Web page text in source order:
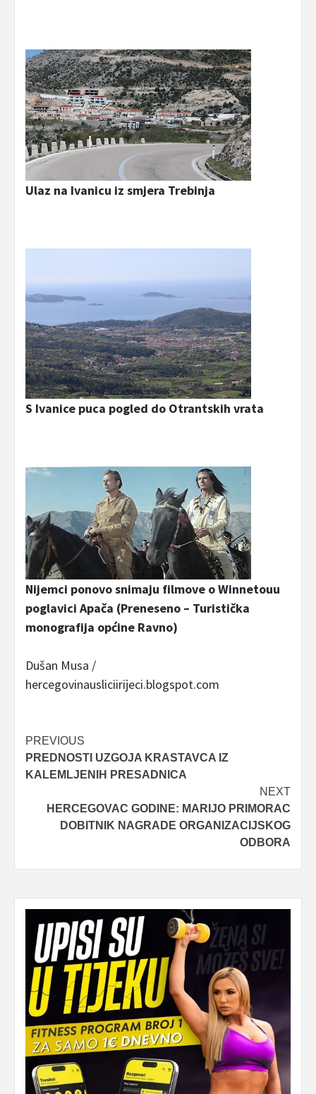
Ulaz na Ivanicu iz smjera Trebinja
S Ivanice puca pogled do Otrantskih vrata
Nijemci ponovo snimaju filmove o Winnetouu
poglavici Apača (Preneseno – Turistička
monografija općine Ravno)
Dušan Musa /
hercegovinausliciirijeci.blogspot.com
Post
navigation
PREVIOUS
PREDNOSTI UZGOJA KRASTAVCA IZ
KALEMLJENIH PRESADNICA
NEXT
HERCEGOVAC GODINE: MARIJO PRIMORAC
DOBITNIK NAGRADE ORGANIZACIJSKOG
ODBORA